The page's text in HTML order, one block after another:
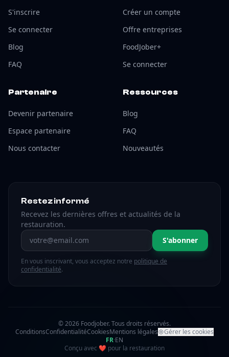
S'inscrire
Se connecter
Blog
FAQ
Créer un compte
Offre entreprises
FoodJober+
Se connecter
Partenaire
Devenir partenaire
Espace partenaire
Nous contacter
Ressources
Blog
FAQ
Nouveautés
Restez informé
Recevez les dernières offres et actualités de la
restauration.
Adresse email S'abonner
En vous inscrivant, vous acceptez notre politique de
confidentialité.
© 2026 Foodjober. Tous droits réservés.
ConditionsConfidentialitéCookiesMentions légales
Gérer les cookies
FR·EN
Conçu avec ❤ amour
pour la restauration